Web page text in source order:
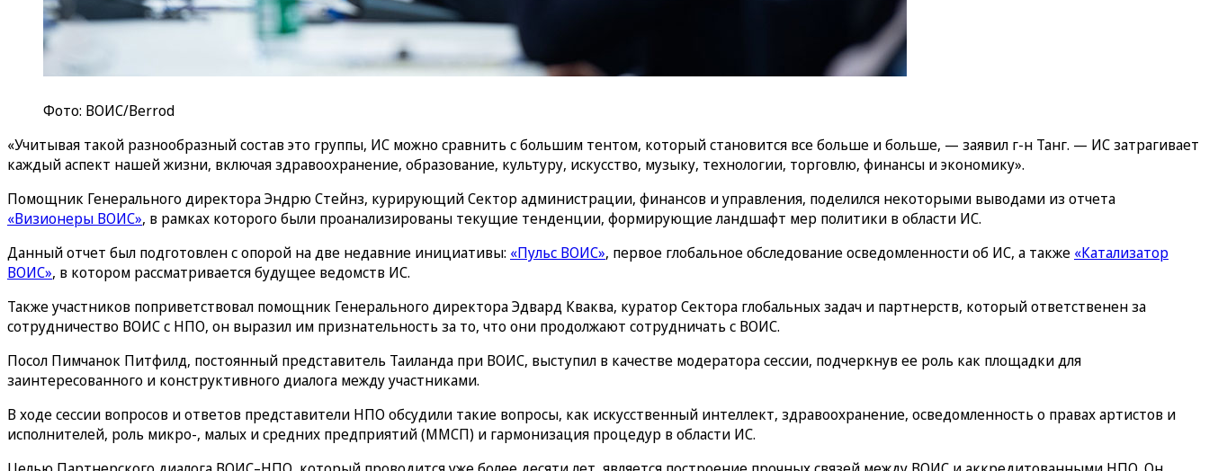
Фото: ВОИС/Berrod
«Учитывая такой разнообразный состав это группы, ИС можно сравнить с большим тентом, который становится все больше и больше, — заявил г-н Танг. — ИС затрагивает
каждый аспект нашей жизни, включая здравоохранение, образование, культуру, искусство, музыку, технологии, торговлю, финансы и экономику».
Помощник Генерального директора Эндрю Стейнз, курирующий Сектор администрации, финансов и управления, поделился некоторыми выводами из отчета
«Визионеры ВОИС», в рамках которого были проанализированы текущие тенденции, формирующие ландшафт мер политики в области ИС.
Данный отчет был подготовлен с опорой на две недавние инициативы: «Пульс ВОИС», первое глобальное обследование осведомленности об ИС, а также «Катализатор
ВОИС», в котором рассматривается будущее ведомств ИС.
Также участников поприветствовал помощник Генерального директора Эдвард Кваква, куратор Сектора глобальных задач и партнерств, который ответственен за
сотрудничество ВОИС с НПО, он выразил им признательность за то, что они продолжают сотрудничать с ВОИС.
Посол Пимчанок Питфилд, постоянный представитель Таиланда при ВОИС, выступил в качестве модератора сессии, подчеркнув ее роль как площадки для
заинтересованного и конструктивного диалога между участниками.
В ходе сессии вопросов и ответов представители НПО обсудили такие вопросы, как искусственный интеллект, здравоохранение, осведомленность о правах артистов и
исполнителей, роль микро-, малых и средних предприятий (ММСП) и гармонизация процедур в области ИС.